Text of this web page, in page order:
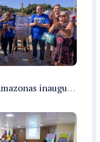
Governo do Amazonas inaugura primeiro Castramóvel Fluvial para atendimento veterinário às comunidades ribeirinhas e castração gratuita